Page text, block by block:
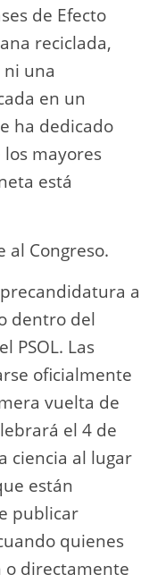
de Efecto
reciclada,
una
en un
ha dedicado
mayores
está
al Congreso.
a
dentro del
PSOL. Las
oficialmente
vuelta de
el 4 de
ciencia al lugar
están
publicar
quienes
o directamente